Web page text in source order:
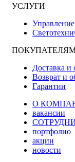
УСЛУГИ
Доставка и
Возврат и
Гарантии
О
вакансии
портфолио
акции
новости